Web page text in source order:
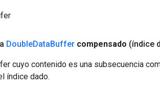
DoubleDataBuffer compensado (índice
cuyo contenido es una subsecuencia
índice dado.